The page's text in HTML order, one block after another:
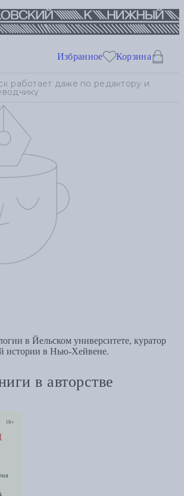
Избранное Корзина
в Йельском университете, куратор
истории в Нью-Хейвене.
в авторстве